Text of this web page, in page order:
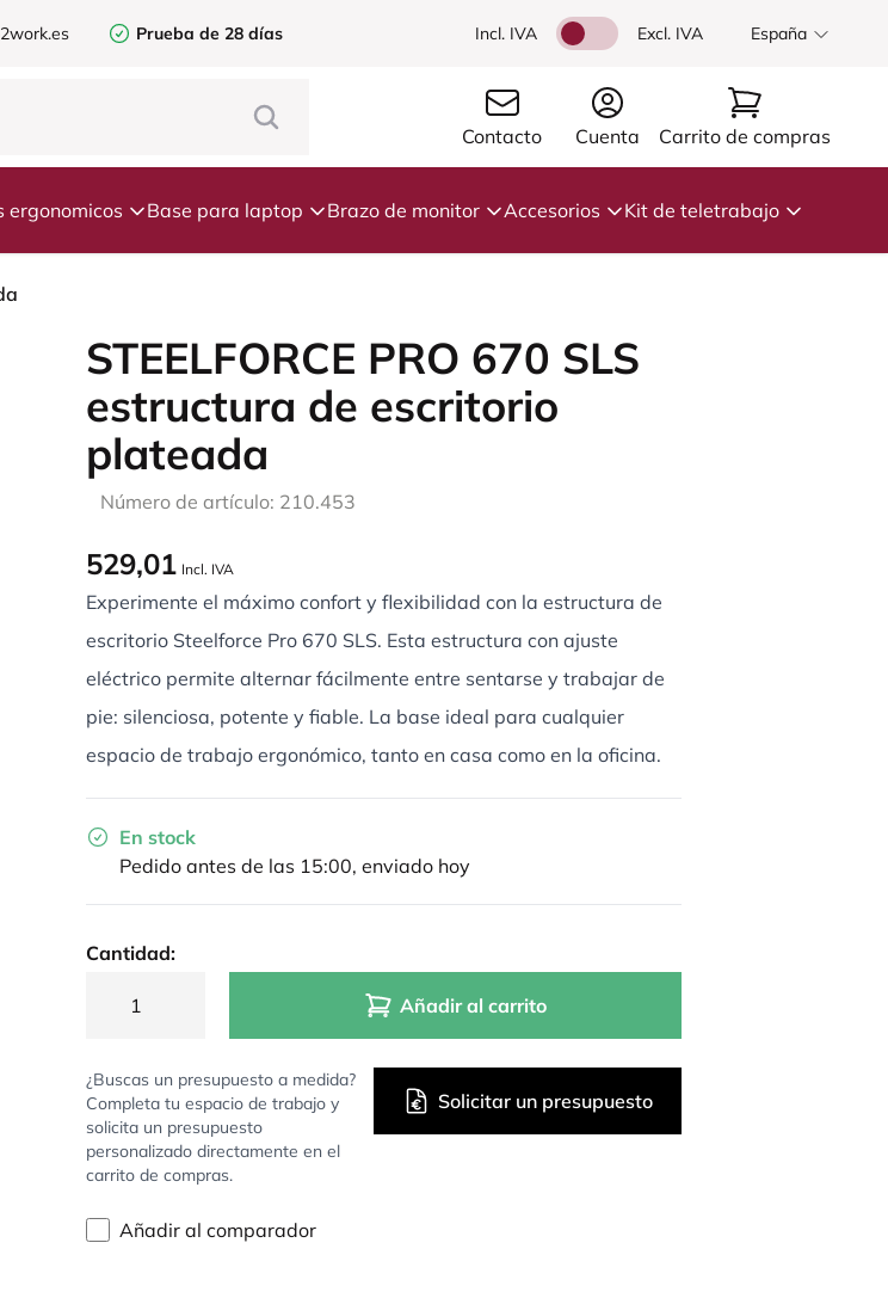
Prueba de 28 días Incl. IVA Excl. IVA España
Contacto Cuenta Carrito de compras
ergonomicos Base para laptop Brazo de monitor Accesorios Kit de teletrabajo
STEELFORCE PRO 670 SLS
estructura de escritorio
plateada
Número de artículo: 210.453
529,01 Incl. IVA
Experimente el máximo confort y flexibilidad con la estructura de
escritorio Steelforce Pro 670 SLS. Esta estructura con ajuste
eléctrico permite alternar fácilmente entre sentarse y trabajar de
pie: silenciosa, potente y fiable. La base ideal para cualquier
espacio de trabajo ergonómico, tanto en casa como en la oficina.
En stock
Pedido antes de las 15:00, enviado hoy
Cantidad:
Añadir al carrito
¿Buscas un presupuesto a medida?
Completa tu espacio de trabajo y
solicita un presupuesto
personalizado directamente en el
carrito de compras.
Solicitar un presupuesto
Añadir al comparador